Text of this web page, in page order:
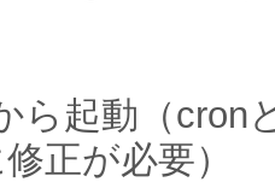
ら起動（cron
正が必要）